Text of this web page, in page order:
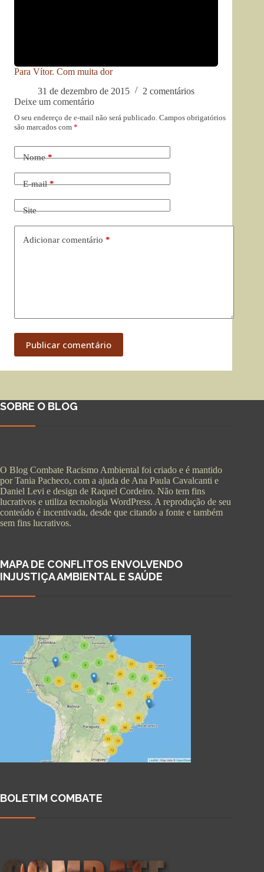
Para Vítor. Com muita dor
31 de dezembro de 2015
2 comentários
Deixe um comentário
O seu endereço de e-mail não será publicado. Campos obrigatórios
são marcados com *
Nome*
E-mail*
Site
Adicionar comentário *
Publicar comentário
SOBRE O BLOG
O Blog Combate Racismo Ambiental foi criado e é mantido
por Tania Pacheco, com a ajuda de Ana Paula Cavalcanti e
Daniel Levi e design de Raquel Cordeiro. Não tem fins
lucrativos e utiliza tecnologia WordPress. A reprodução de seu
conteúdo é incentivada, desde que citando a fonte e também
sem fins lucrativos.
MAPA DE CONFLITOS ENVOLVENDO
INJUSTIÇA AMBIENTAL E SAÚDE
BOLETIM COMBATE